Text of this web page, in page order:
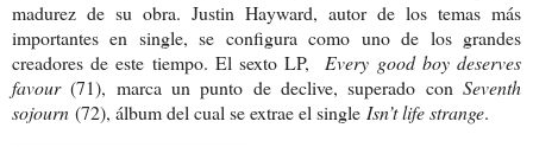
madurez de su obra. Justin Hayward, autor de los temas más
importantes en single, se configura como uno de los grandes
creadores de este tiempo. El sexto LP,
Every good boy deserves
favour(71), marca un punto de declive, superado conSeventh
sojourn (72), álbum del cual se extrae el single Isn’t life strange.